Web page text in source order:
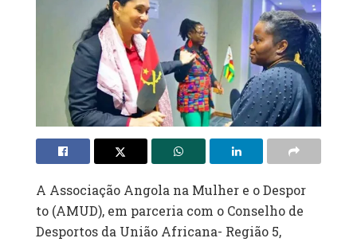
A Associação Angola na Mulher e o Despor
to (AMUD), em parceria com o Conselho de
Desportos da União Africana- Região 5,